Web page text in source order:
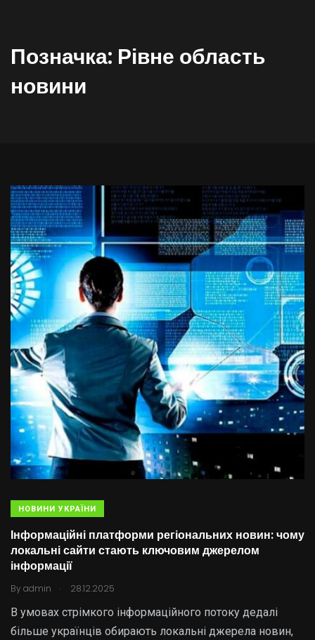
Позначка: Рівне область
новини
НОВИНИ УКРАЇНИ
Інформаційні платформи регіональних новин: чому
локальні сайти стають ключовим джерелом
інформації
By admin . 28.12.2025
В умовах стрімкого інформаційного потоку дедалі
більше українців обирають локальні джерела новин,